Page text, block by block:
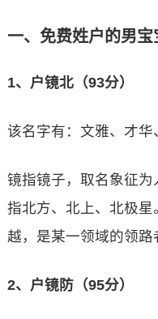
一、免费姓户的男宝
1、户镜北（93分）
该名字有：文雅、才
镜指镜子，取名象征
指北方、北上、北极
越，是某一领域的领路
2、户镜防（95分）